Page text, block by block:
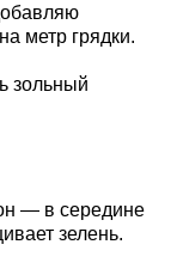
метр грядки.
зольный
— в середине
зелень.